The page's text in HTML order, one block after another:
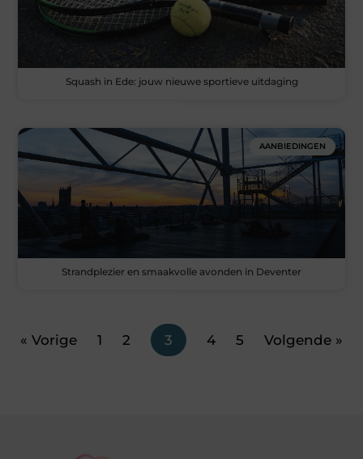
Squash in Ede: jouw nieuwe sportieve uitdaging
AANBIEDINGEN
Strandplezier en smaakvolle avonden in Deventer
« Vorige 1 2 3 4 5 Volgende »